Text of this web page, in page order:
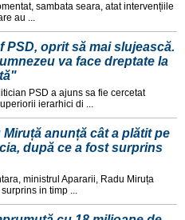
sambata seara, atat intervențiile
au ...
PSD, oprit să mai slujească.
va face dreptate la
PSD a ajuns sa fie cercetat
ierarhici di ...
anunță cât a plătit pe
după ce a fost surprins
ministrul Apararii, Radu Miruța
in timp ...